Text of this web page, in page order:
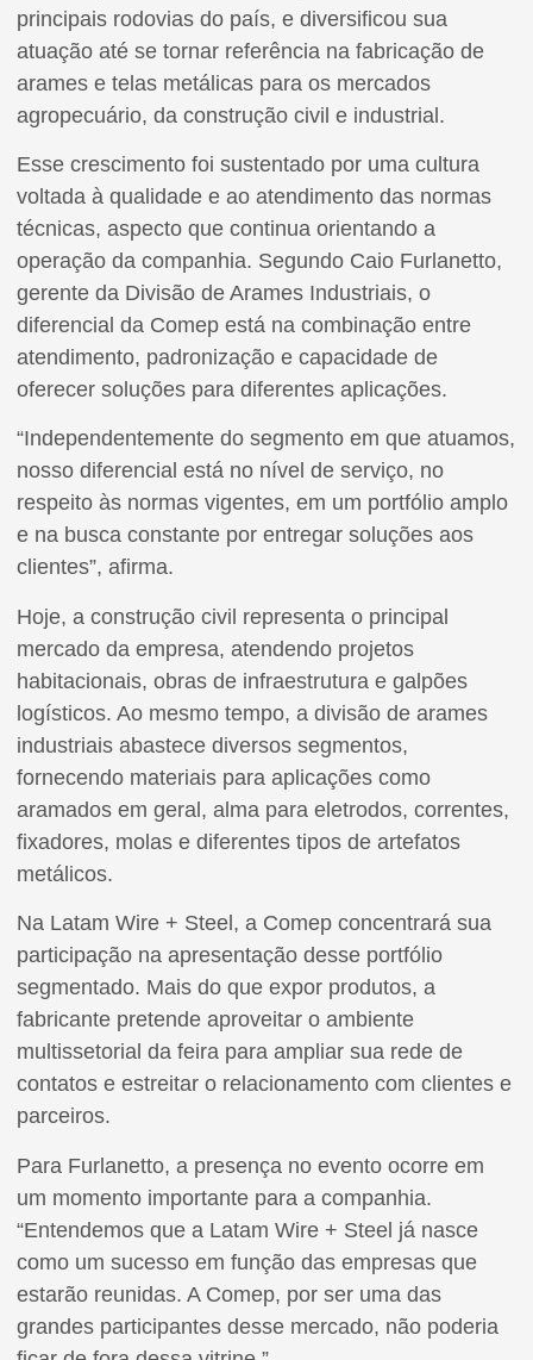
principais rodovias do país, e diversificou sua
atuação até se tornar referência na fabricação de
arames e telas metálicas para os mercados
agropecuário, da construção civil e industrial.
Esse crescimento foi sustentado por uma cultura
voltada à qualidade e ao atendimento das normas
técnicas, aspecto que continua orientando a
operação da companhia. Segundo Caio Furlanetto,
gerente da Divisão de Arames Industriais, o
diferencial da Comep está na combinação entre
atendimento, padronização e capacidade de
oferecer soluções para diferentes aplicações.
“Independentemente do segmento em que atuamos,
nosso diferencial está no nível de serviço, no
respeito às normas vigentes, em um portfólio amplo
e na busca constante por entregar soluções aos
clientes”, afirma.
Hoje, a construção civil representa o principal
mercado da empresa, atendendo projetos
habitacionais, obras de infraestrutura e galpões
logísticos. Ao mesmo tempo, a divisão de arames
industriais abastece diversos segmentos,
fornecendo materiais para aplicações como
aramados em geral, alma para eletrodos, correntes,
fixadores, molas e diferentes tipos de artefatos
metálicos.
Na Latam Wire + Steel, a Comep concentrará sua
participação na apresentação desse portfólio
segmentado. Mais do que expor produtos, a
fabricante pretende aproveitar o ambiente
multissetorial da feira para ampliar sua rede de
contatos e estreitar o relacionamento com clientes e
parceiros.
Para Furlanetto, a presença no evento ocorre em
um momento importante para a companhia.
“Entendemos que a Latam Wire + Steel já nasce
como um sucesso em função das empresas que
estarão reunidas. A Comep, por ser uma das
grandes participantes desse mercado, não poderia